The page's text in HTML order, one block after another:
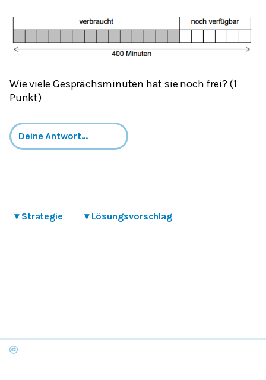
Wie viele Gesprächsminuten hat sie noch frei? (1
Punkt)
▾ Strategie ▾ Lösungsvorschlag